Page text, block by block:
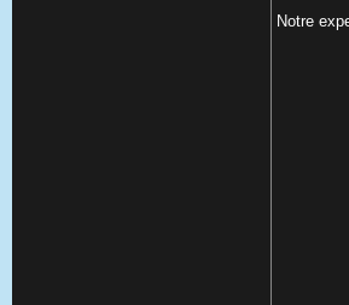
Notre